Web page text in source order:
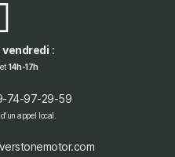
vendredi :
14h-17h
74-97-29-59
appel local.